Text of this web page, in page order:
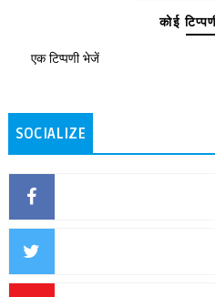
कोई
एक टिप्पणी भेजें
SOCIALIZE